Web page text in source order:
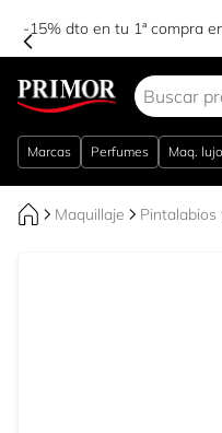
-15% dto en tu 1ª compra
Marcas Perfumes Maq. lujo
Maquillaje Pintalabios